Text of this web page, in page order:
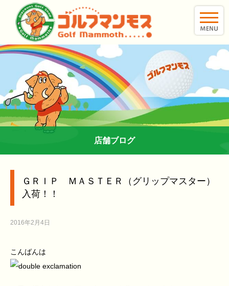
店舗ブログ
ＧＲＩＰ ＭＡＳＴＥＲ（グリップマスター）
入荷！！
2016年2月4日
こんばんは